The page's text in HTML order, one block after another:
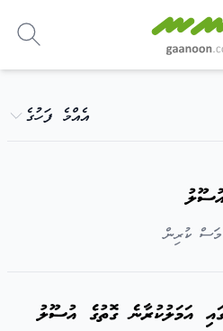
އެއްމެ ފަހުގެ
އަމަލުކުރާނެ ގޮތުގެ އުސޫލު